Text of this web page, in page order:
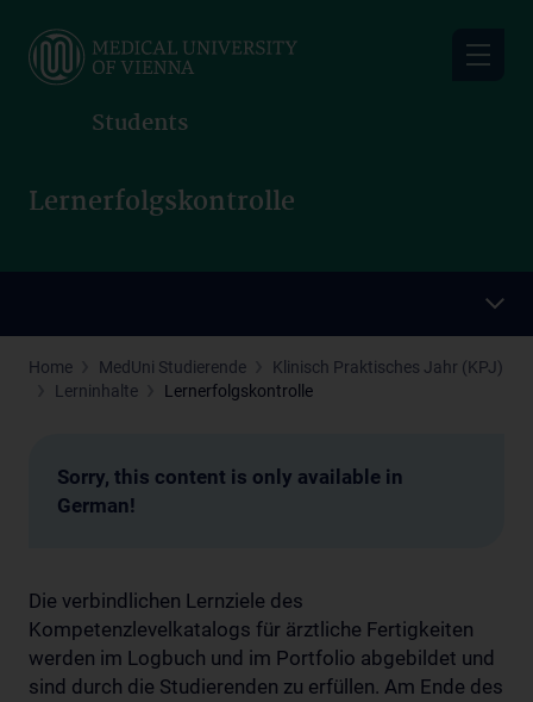
main
Students
Lernerfolgskontrolle
Home MedUni Studierende
Klinisch Praktisches Jahr (KPJ)
Lerninhalte
Lernerfolgskontrolle
Sorry, this content is only available in
German!
Die verbindlichen Lernziele des
Kompetenzlevelkatalogs für ärztliche Fertigkeiten
werden im Logbuch und im Portfolio abgebildet und
sind durch die Studierenden zu erfüllen. Am Ende des